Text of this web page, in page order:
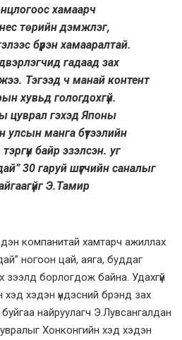
хамаарч
төрийн дэмжлэг,
бүрэн хамааралтай.
гадаад зах
Тэгээд ч манай контент
хувьд гологдохгүй.
цуврал гэхэд Японы
улсын манга бүтээлийн
байр эзэлсэн. уг
30 гаруй шүүгчийн саналыг
Э.Тамир
компанитай хамтарч ажиллах
ногоон цай, аяга, буддаг
зээлд борлогдож байна. Удахгүй
хэд хэдэн үндэсний брэнд зах
найруулагч Э.Лувсангалдан
Хонконгийн хэд хэдэн